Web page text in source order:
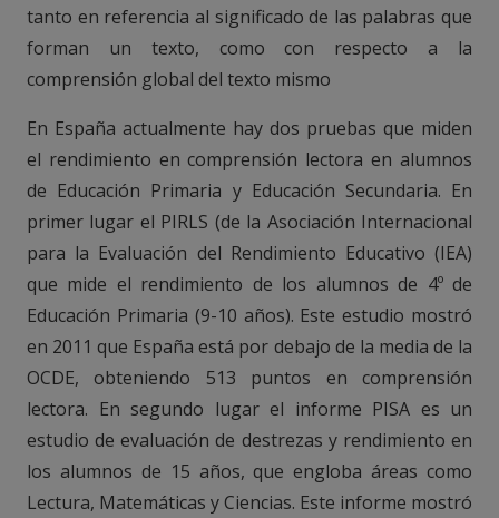
tanto en referencia al significado de las palabras que
forman un texto, como con respecto a la
comprensión global del texto mismo
En España actualmente hay dos pruebas que miden
el rendimiento en comprensión lectora en alumnos
de Educación Primaria y Educación Secundaria. En
primer lugar el PIRLS (de la Asociación Internacional
para la Evaluación del Rendimiento Educativo (IEA)
que mide el rendimiento de los alumnos de 4º de
Educación Primaria (9-10 años). Este estudio mostró
en 2011 que España está por debajo de la media de la
OCDE, obteniendo 513 puntos en comprensión
lectora. En segundo lugar el informe PISA es un
estudio de evaluación de destrezas y rendimiento en
los alumnos de 15 años, que engloba áreas como
Lectura, Matemáticas y Ciencias. Este informe mostró